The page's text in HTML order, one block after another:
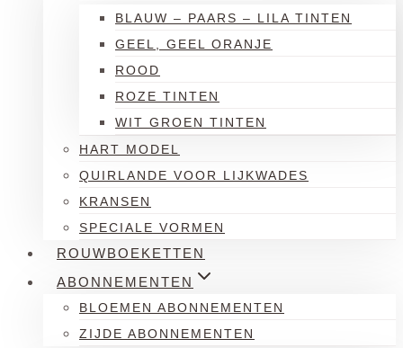
BLAUW – PAARS – LILA TINTEN
GEEL, GEEL ORANJE
ROOD
ROZE TINTEN
WIT GROEN TINTEN
HART MODEL
QUIRLANDE VOOR LIJKWADES
KRANSEN
SPECIALE VORMEN
ROUWBOEKETTEN
ABONNEMENTEN
BLOEMEN ABONNEMENTEN
ZIJDE ABONNEMENTEN